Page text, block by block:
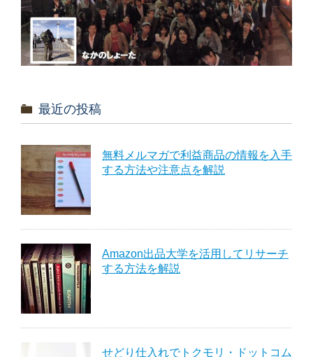
最近の投稿
無料メルマガで利益商品の情報を入手
する方法や注意点を解説
Amazon出品大学を活用してリサーチ
する方法を解説
せどり仕入れでトクモリ・ドットコム